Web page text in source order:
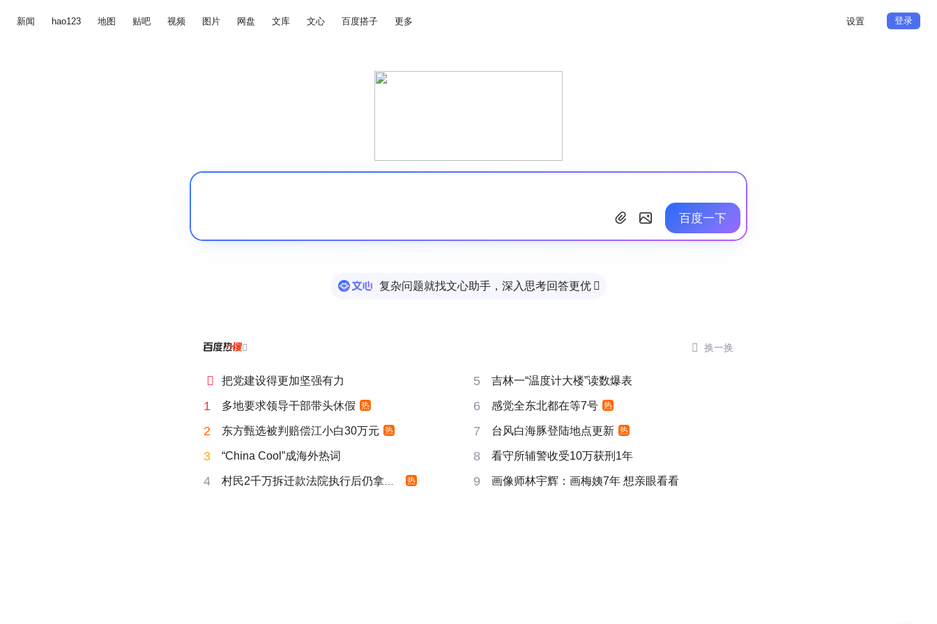
新闻 hao123 地图 贴吧 视频 图片 网盘 文库 文心 百度搭子 更多 设置 登录
百度一下
复杂问题就找文心助手，深入思考回答更优 
  换一换
 把党建设得更加坚强有力 5 吉林一“温度计大楼”读数爆表
1 多地要求领导干部带头休假 热 6 感觉全东北都在等7号 热
2 东方甄选被判赔偿江小白30万元 热 7 台风白海豚登陆地点更新 热
3 “China Cool”成海外热词 8 看守所辅警收受10万获刑1年
4 村民2千万拆迁款法院执行后仍拿不到 热 9 画像师林宇辉：画梅姨7年 想亲眼看看